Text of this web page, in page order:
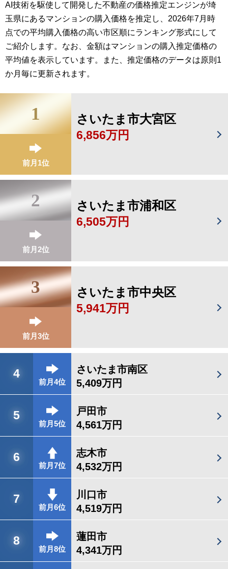
AI技術を駆使して開発した不動産の価格推定エンジンが埼
玉県にあるマンションの購入価格を推定し、2026年7月時
点での平均購入価格の高い市区順にランキング形式にして
ご紹介します。なお、金額はマンションの購入推定価格の
平均値を表示しています。また、推定価格のデータは原則1
か月毎に更新されます。
1
前月1位
さいたま市大宮区
6,856万円
2
前月2位
さいたま市浦和区
6,505万円
3
前月3位
さいたま市中央区
5,941万円
4
前月4位
さいたま市南区
5,409万円
5
前月5位
戸田市
4,561万円
6
前月7位
志木市
4,532万円
7
前月6位
川口市
4,519万円
8
前月8位
蓮田市
4,341万円